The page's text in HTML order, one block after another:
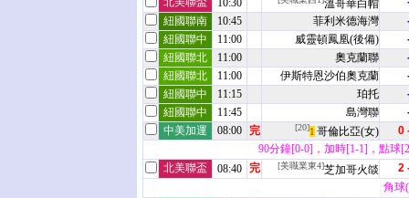
10:30 溫哥華白帽
紐國聯南
10:45 菲利米德海灣
紐國聯中
11:00 威靈頓鳳凰(後備)
紐國聯北
11:00 奧克蘭聯
紐國聯北
11:00 伊斯特恩沙伯奧克蘭
紐國聯中
11:15 珀托
紐國聯中
11:45 島灣聯
中美加運
08:00 完 [20]1 哥倫比亞(女)
0
90分鐘[0-0]，加時[1-1]，點球
北美聯盃
08:40 完 [美職業東4]芝加哥火燄
2
角球